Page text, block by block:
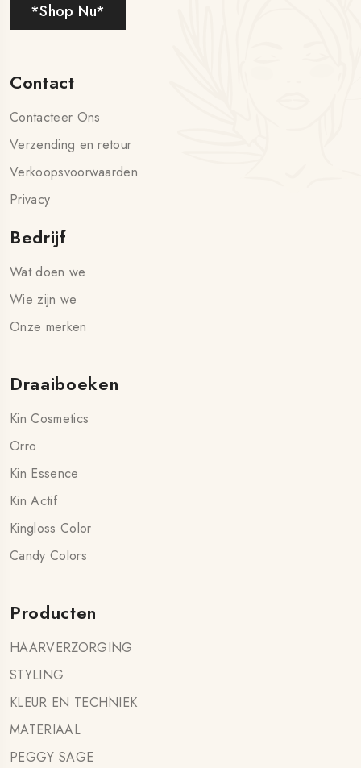
*Shop Nu*
Contact
Contacteer Ons
Verzending en retour
Verkoopsvoorwaarden
Privacy
Bedrijf
Wat doen we
Wie zijn we
Onze merken
Draaiboeken
Kin Cosmetics
Orro
Kin Essence
Kin Actif
Kingloss Color
Candy Colors
Producten
HAARVERZORGING
STYLING
KLEUR EN TECHNIEK
MATERIAAL
PEGGY SAGE